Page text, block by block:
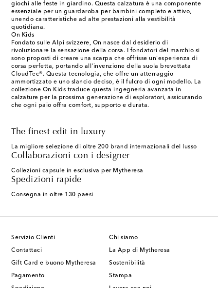
giochi alle feste in giardino. Questa calzatura è una componente
essenziale per un guardaroba per bambini completo e attivo,
unendo caratteristiche ad alte prestazioni alla vestibilità
quotidiana.
On Kids
Fondato sulle Alpi svizzere, On nasce dal desiderio di
rivoluzionare la sensazione della corsa. I fondatori del marchio si
sono proposti di creare una scarpa che offrisse un'esperienza di
corsa perfetta, portando all'invenzione della suola brevettata
CloudTec®. Questa tecnologia, che offre un atterraggio
ammortizzato e uno slancio deciso, è il fulcro di ogni modello. La
collezione On Kids traduce questa ingegneria avanzata in
calzature per la prossima generazione di esploratori, assicurando
che ogni paio offra comfort, supporto e durata.
The finest edit in luxury
La migliore selezione di oltre 200 brand internazionali del lusso
Collaborazioni con i designer
Collezioni capsule in esclusiva per Mytheresa
Spedizioni rapide
Consegna in oltre 130 paesi
Servizio Clienti
Contattaci
Gift Card e buono Mytheresa
Pagamento
Chi siamo
La App di Mytheresa
Sostenibilità
Stampa